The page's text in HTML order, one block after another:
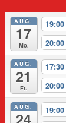
AUG.
17
Mo.
19:00
20:00
AUG.
21
Fr.
17:30
20:00
AUG. 19:00